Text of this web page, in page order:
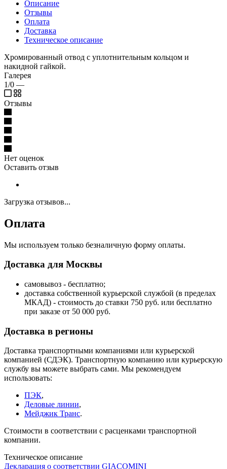
Описание
Отзывы
Оплата
Доставка
Техническое описание
Хромированный отвод с уплотнительным кольцом и
накидной гайкой.
Галерея
1/0 —
Отзывы
Нет оценок
Оставить отзыв
Загрузка отзывов...
Оплата
Мы используем только безналичную форму оплаты.
Доставка для Москвы
самовывоз - бесплатно;
доставка собственной курьерской службой (в пределах
МКАД) - стоимость до ставки 750 руб. или бесплатно
при заказе от 50 000 руб.
Доставка в регионы
Доставка транспортными компаниями или курьерской
компанией (СДЭК). Транспортную компанию или курьерскую
службу вы можете выбрать сами. Мы рекомендуем
использовать:
ПЭК,
Деловые линии,
Мейджик Транс.
Стоимости в соответствии с расценками транспортной
компании.
Техническое описание
Декларация о соответствии GIACOMINI